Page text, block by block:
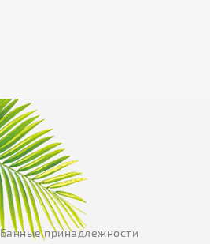
Банные принадлежности